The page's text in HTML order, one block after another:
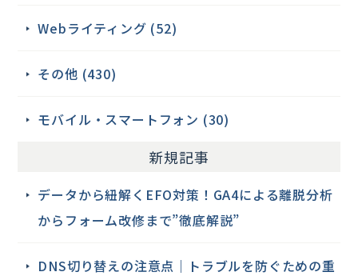
Webライティング (52)
その他 (430)
モバイル・スマートフォン (30)
新規記事
データから紐解くEFO対策！GA4による離脱分析
からフォーム改修まで”徹底解説”
DNS切り替えの注意点｜トラブルを防ぐための重